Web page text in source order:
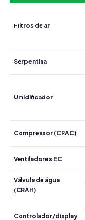
Filtros de ar
Serpentina
Umidificador
Compressor (CRAC)
Ventiladores EC
Válvula de água
(CRAH)
Controlador/display